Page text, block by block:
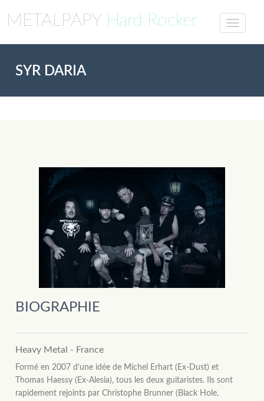
METALPAPY Hard Rocker
SYR DARIA
BIOGRAPHIE
Heavy Metal - France
Formé en 2007 d’une idée de Michel Erhart (Ex-Dust) et
Thomas Haessy (Ex-Alesia), tous les deux guitaristes. Ils sont
rapidement rejoints par Christophe Brunner (Black Hole,